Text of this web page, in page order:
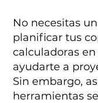
No necesitas
planificar tus
calculadoras
ayudarte a
Sin embargo,
herramientas